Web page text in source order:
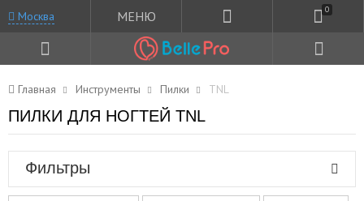
Москва МЕНЮ 0
Главная Инструменты Пилки TNL
ПИЛКИ ДЛЯ НОГТЕЙ TNL
Фильтры